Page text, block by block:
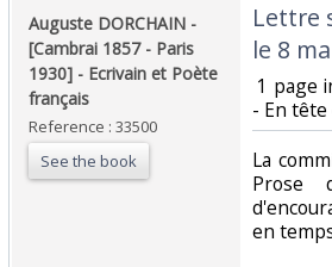
‎Auguste DORCHAIN -
[Cambrai 1857 - Paris
1930] - Ecrivain et Poète
français‎
Reference : 33500
See the book
‎Lettre
le 8
1 page
- En
‎La
Prose
en